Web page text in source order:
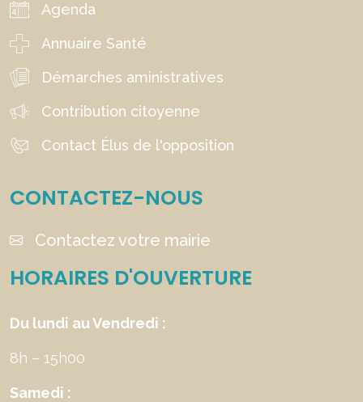
Agenda
Annuaire Santé
Démarches aministratives
Contribution citoyenne
Contact Élus de l'opposition
CONTACTEZ-NOUS
Contactez votre mairie
HORAIRES D'OUVERTURE
Du lundi au Vendredi :
8h – 15h00
Samedi :